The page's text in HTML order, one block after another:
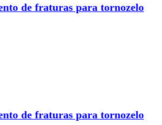
de fraturas para tornozelo
de fraturas para tornozelo